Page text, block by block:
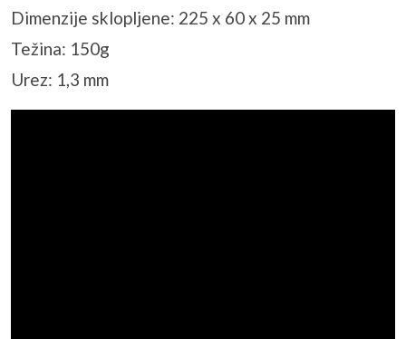
Dimenzije sklopljene: 225 x 60 x 25 mm
Težina: 150g
Urez: 1,3 mm